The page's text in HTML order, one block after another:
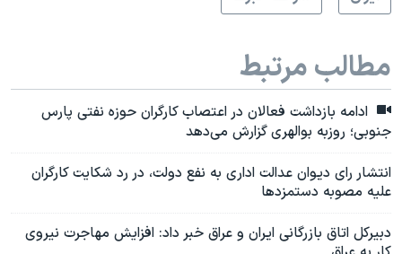
مطالب مرتبط
ادامه بازداشت فعالان در اعتصاب کارگران حوزه نفتی پارس
جنوبی؛ روزبه بوالهری گزارش می‌دهد
انتشار رای دیوان عدالت اداری به نفع دولت، در رد شکایت کارگران
علیه مصوبه دستمزدها
دبیرکل اتاق بازرگانی ایران و عراق خبر داد: افزایش مهاجرت نیروی